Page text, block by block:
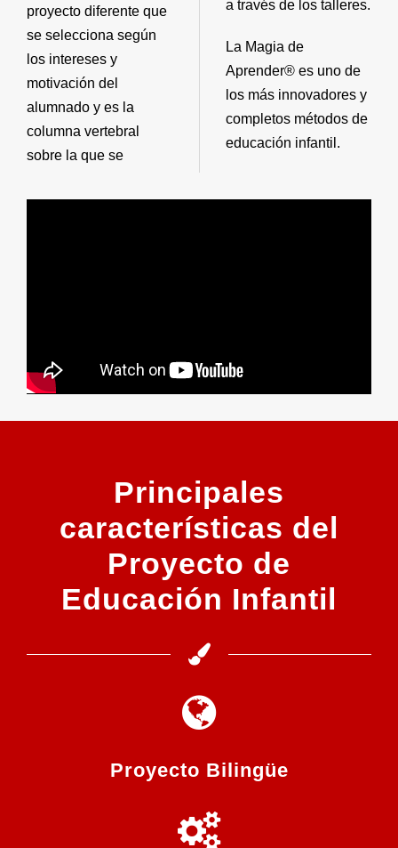
proyecto diferente que
se selecciona según
los intereses y
motivación del
alumnado y es la
columna vertebral
sobre la que se
a través de los talleres.
La Magia de
Aprender® es uno de
los más innovadores y
completos métodos de
educación infantil.
Principales
características del
Proyecto de
Educación Infantil
Proyecto Bilingüe